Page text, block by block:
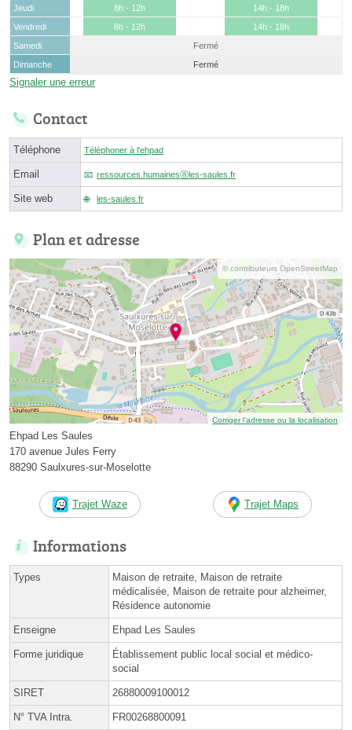
Jeudi
8h - 12h
14h - 18h
Vendredi
8h - 12h
14h - 18h
Samedi
Fermé
Dimanche
Fermé
Signaler une erreur
Contact
Téléphone Téléphoner à l'ehpad
Email ressources.humainesⓐles-saules.fr
Site web les-saules.fr
Plan et adresse
© contributeurs OpenStreetMap
Corriger l’adresse ou la localisation
Ehpad Les Saules
170 avenue Jules Ferry
88290 Saulxures-sur-Moselotte
Trajet Waze Trajet Maps
Informations
Types
Maison de retraite, Maison de retraite
médicalisée, Maison de retraite pour alzheimer,
Résidence autonomie
Enseigne Ehpad Les Saules
Forme juridique
Établissement public local social et médico-
social
SIRET 26880009100012
N° TVA Intra. FR00268800091